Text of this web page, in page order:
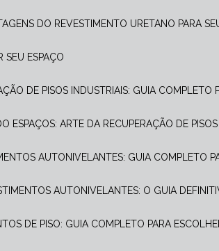
DO REVESTIMENTO URETANO PARA
SEU ESPAÇO
DE PISOS INDUSTRIAIS: GUIA COMPLETO
ESPAÇOS: ARTE DA RECUPERAÇÃO DE
AUTONIVELANTES: GUIA COMPLETO
AUTONIVELANTES: O GUIA
DE PISO: GUIA COMPLETO PARA